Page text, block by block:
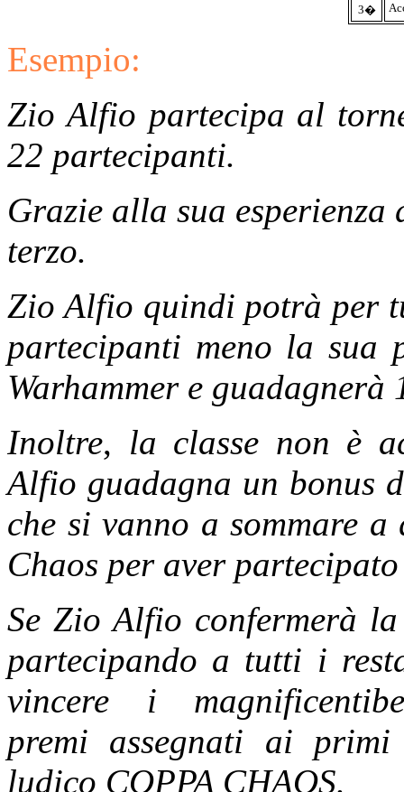
3�
Esempio:
Zio Alfio partecipa al
22 partecipanti.
Grazie alla sua
terzo.
Zio Alfio quindi potrà per
partecipanti meno la sua
Warhammer e guadagnerà
Inoltre, la classe non è
Alfio guadagna un bonus
che si vanno a sommare
Chaos per aver
Se Zio Alfio confermerà
partecipando a tutti i
vincere i
premi assegnati ai
ludico COPPA CHAOS.